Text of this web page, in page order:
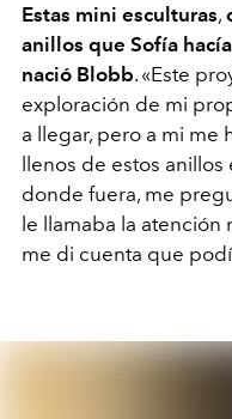
Estas mini esculturas,
anillos que Sofía
nació Blobb. «Este
exploración de mi
a llegar, pero a mi me
llenos de estos anillos
donde fuera, me
le llamaba la
me di cuenta que